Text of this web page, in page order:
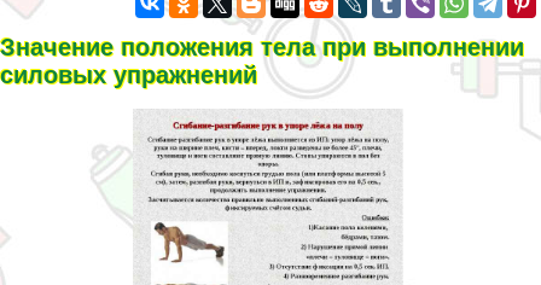
Значение положения тела при выполнении
силовых упражнений